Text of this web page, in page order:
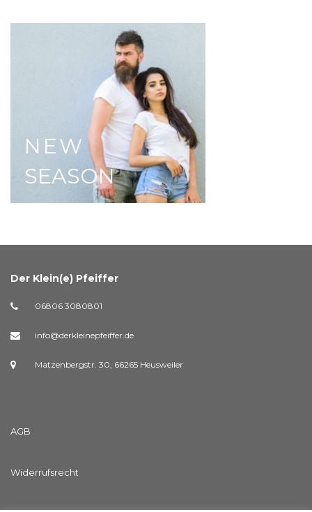
NEW
SEASON
Der Klein(e) Pfeiffer
06806 3080801
info@derkleinepfeiffer.de
Matzenbergstr. 30, 66265 Heusweiler
AGB
Widerrufsrecht